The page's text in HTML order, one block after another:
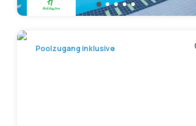
Poolzugang inklusive